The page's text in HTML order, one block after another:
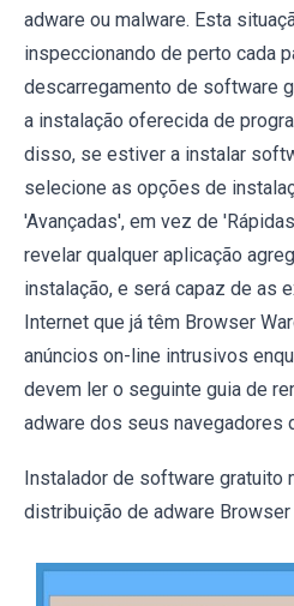
adware ou malware. Esta
inspeccionando de perto cada
descarregamento de software
a instalação oferecida de
disso, se estiver a instalar
selecione as opções de
'Avançadas', em vez de
revelar qualquer aplicação
instalação, e será capaz de as
Internet que já têm Browser
anúncios on-line intrusivos
devem ler o seguinte guia de
adware dos seus navegadores
Instalador de software gratuito
distribuição de adware Browser